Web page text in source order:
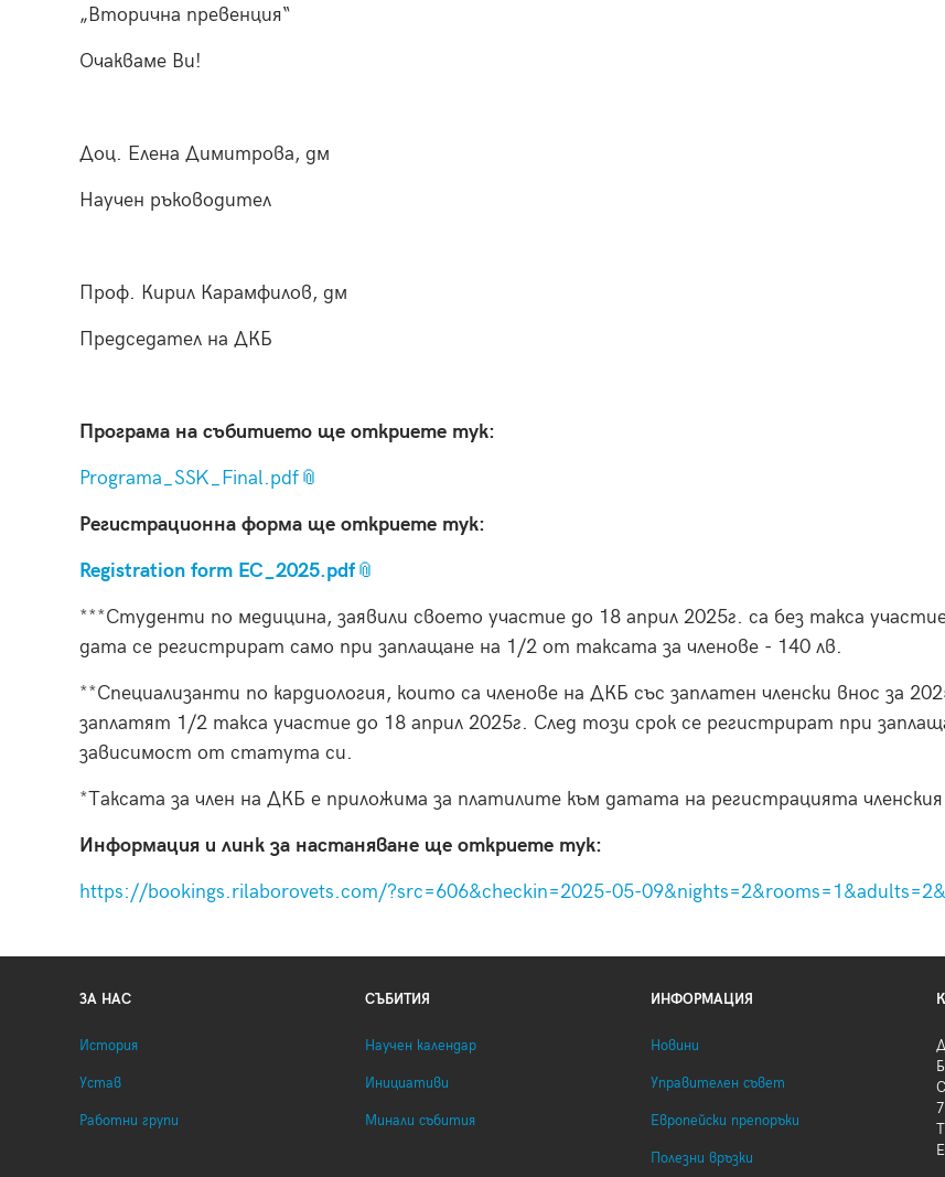
„Вторична превенция“
Очакваме Ви!
Доц. Елена Димитрова, дм
Научен ръководител
Проф. Кирил Карамфилов, дм
Председател на ДКБ
Програма на събитието ще откриете тук:
Programa_SSK_Final.pdf
Регистрационна форма ще откриете тук:
Registration form EC_2025.pdf
***Студенти по медицина, заявили своето участие до 18 април 2025г. са без такса
дата се регистрират само при заплащане на 1/2 от таксата за членове - 140 лв.
**Специализанти по кардиология, които са членове на ДКБ със заплатен членски внос за
заплатят 1/2 такса участие до 18 април 2025г. След този срок се регистрират при
зависимост от статута си.
*Таксата за член на ДКБ е приложима за платилите към датата на регистрацията
Информация и линк за настаняване ще откриете тук:
https://bookings.rilaborovets.com/?src=606&checkin=2025-05-
ЗА НАС
История
Устав
Работни групи
СЪБИТИЯ
Научен календар
Инициативи
Минали събития
ИНФОРМАЦИЯ
Новини
Управителен съвет
Европейски препоръки
Полезни връзки